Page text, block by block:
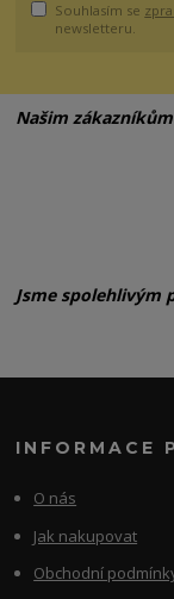
Souhlasím se
newsletteru.
Našim
Jsme spolehlivým
INFORMACE
O nás
Jak nakupovat
Obchodní